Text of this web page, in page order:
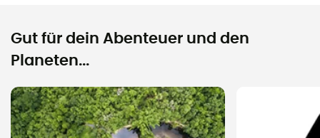
Gut für dein Abenteuer und den
Planeten...